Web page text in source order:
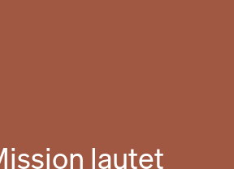
lautet